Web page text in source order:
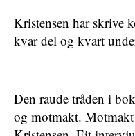
Kristensen har skrive
kvar del og kvart
Den raude tråden i
og motmakt.